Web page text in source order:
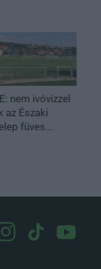
nem ivóvízzel
az Északi
füves...